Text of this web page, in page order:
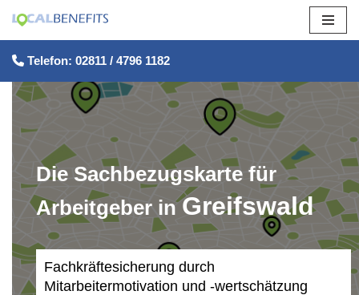
Zum
Inhalt
springen
Telefon: 02811 / 4796 1182
Die Sachbezugskarte für
Arbeitgeber inGreifswald
Fachkräftesicherung durch
Mitarbeitermotivation und -wertschätzung